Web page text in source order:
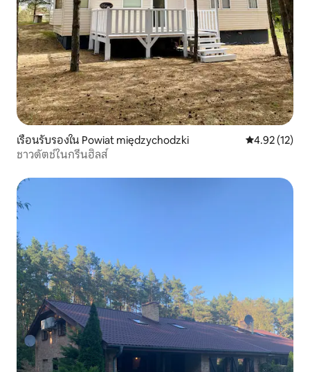
เรือนรับรองใน Powiat międzychodzki คะแนนเฉลี่ย
4.92 (12)
ชาวดัตช์ในกรีนฮิลส์